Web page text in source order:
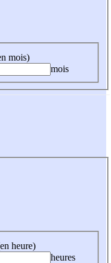
mois)
mois
heure)
heures